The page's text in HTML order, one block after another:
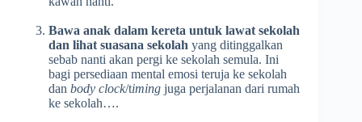
Bawa anak dalam kereta untuk lawat sekolah
dan lihat suasana sekolah yang ditinggalkan
sebab nanti akan pergi ke sekolah semula. Ini
bagi persediaan mental emosi teruja ke sekolah
dan body clock/timing juga perjalanan dari rumah
ke sekolah….